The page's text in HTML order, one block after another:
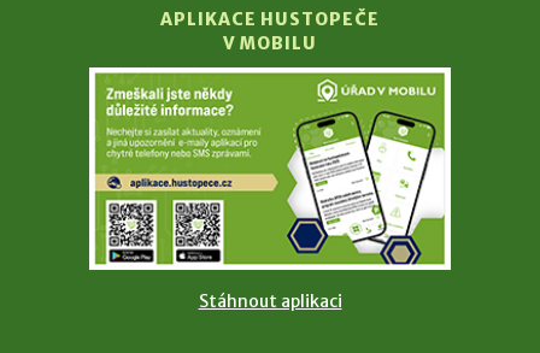
APLIKACE HUSTOPEČE
V MOBILU
Stáhnout aplikaci